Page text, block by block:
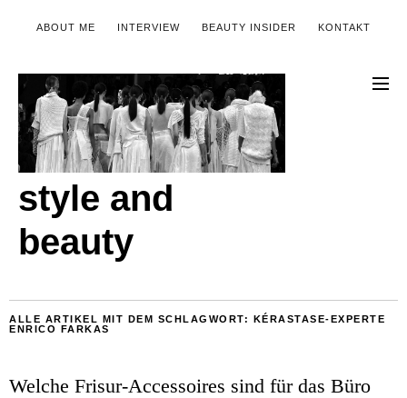
ABOUT ME INTERVIEW BEAUTY INSIDER KONTAKT
style and
beauty
ALLE ARTIKEL MIT DEM SCHLAGWORT: KÉRASTASE-EXPERTE
ENRICO FARKAS
Welche Frisur-Accessoires sind für das Büro